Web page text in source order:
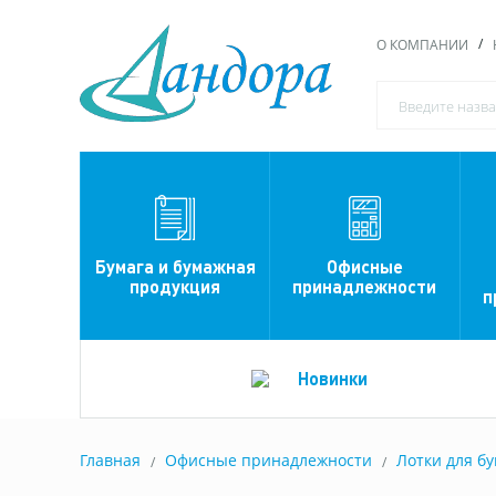
О КОМПАНИИ
Бумага и бумажная
продукция
Офисные
принадлежности
Новинки
Главная Офисные принадлежности Лотки для